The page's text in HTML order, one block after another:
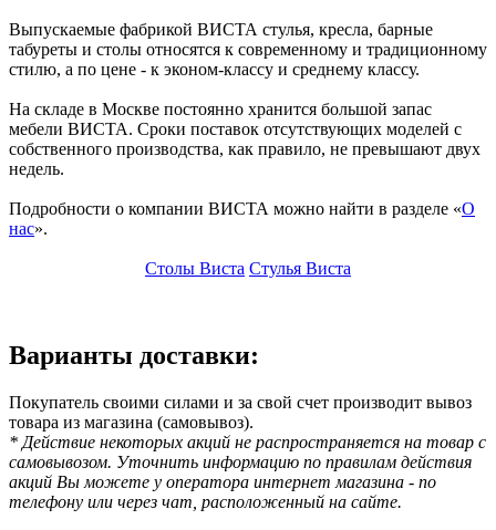
Выпускаемые фабрикой ВИСТА стулья, кресла, барные
табуреты и столы относятся к современному и традиционному
стилю, а по цене - к эконом-классу и среднему классу.
На складе в Москве постоянно хранится большой запас
мебели ВИСТА. Сроки поставок отсутствующих моделей с
собственного производства, как правило, не превышают двух
недель.
Подробности о компании ВИСТА можно найти в разделе «О
нас».
Столы Виста Стулья Виста
Варианты доставки:
Покупатель своими силами и за свой счет производит вывоз
товара из магазина (самовывоз).
* Действие некоторых акций не распространяется на товар с
самовывозом. Уточнить информацию по правилам действия
акций Вы можете у оператора интернет магазина - по
телефону или через чат, расположенный на сайте.